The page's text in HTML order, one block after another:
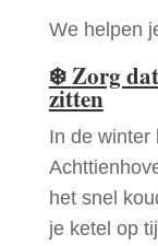
We helpen
❄️Zorg
zitten
In de winter
het snel
je ketel op